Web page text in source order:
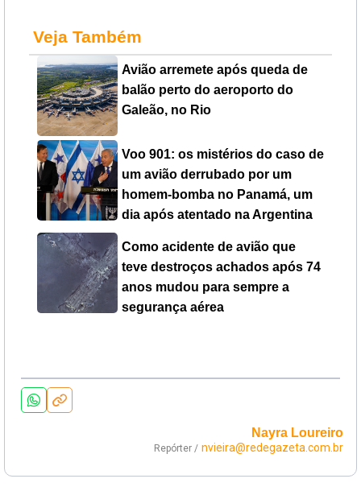
Veja Também
Avião arremete após queda de
balão perto do aeroporto do
Galeão, no Rio
Voo 901: os mistérios do caso de
um avião derrubado por um
homem-bomba no Panamá, um
dia após atentado na Argentina
Como acidente de avião que
teve destroços achados após 74
anos mudou para sempre a
segurança aérea
Nayra Loureiro
Repórter / nvieira@redegazeta.com.br